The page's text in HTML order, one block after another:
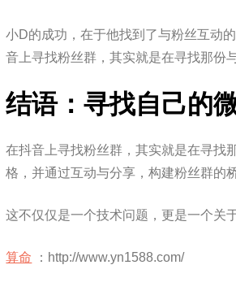
小D的成功，在于他找到了与粉丝互动
音上寻找粉丝群，其实就是在寻找那份与
结语：寻找自己的
在抖音上寻找粉丝群，其实就是在寻找
格，并通过互动与分享，构建粉丝群的桥
这不仅仅是一个技术问题，更是一个关
算命 ：http://www.yn1588.com/